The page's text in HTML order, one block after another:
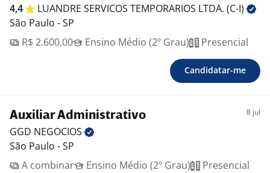
4,4 LUANDRE SERVICOS TEMPORARIOS LTDA. (C-I)
São Paulo - SP
R$ 2.600,00
Ensino Médio (2º Grau) Presencial
Candidatar-me
Auxiliar Administrativo 8 jul
GGD NEGOCIOS
São Paulo - SP
A combinar
Ensino Médio (2º Grau) Presencial